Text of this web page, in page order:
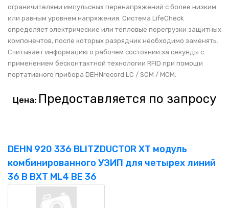
ограничителями импульсных перенапряжений с более низким
или равным уровнем напряжения. Система LifeCheck
определяет электрические или тепловые перегрузки защитных
компонентов, после которых разрядник необходимо заменять.
Считывает информацию о рабочем состоянии за секунды с
применением бесконтактной технологии RFID при помощи
портативного прибора DEHNrecord LC / SCM / MCM.
Цена: Предоставляется по запросу
DEHN 920 336 BLITZDUCTOR XT модуль
комбинированного УЗИП для четырех линий
36 В BXT ML4 BE 36